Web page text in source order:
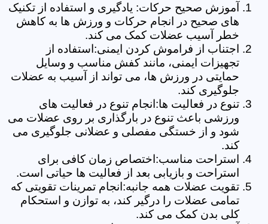
آموزش صحیح حرکات: یادگیری و استفاده از تکنیک
های صحیح در انجام حرکات و ورزش ها به کاهش
خطر آسیب عضلات کمک می کند.
اجتناب از فراموش کردن ایمنی:استفاده از
تجهیزات ایمنی، مانند کفش مناسب و وسایل
حمایتی در ورزش ها، می تواند از آسیب به عضلات
جلوگیری کند.
تنوع در فعالیت ها:انجام تنوع در فعالیت های
ورزشی باعث تنوع در بارگذاری بر روی عضلات می
شود و از خستگی مفصلی و عضلانی جلوگیری می
کند.
استراحت مناسب:اختصاص زمان کافی برای
استراحت و بازیابی بعد از فعالیت ها حیاتی است.
تقویت عضلات همه جانبه:انجام تمرینات تقویتی که
تمامی عضلات را درگیر کند، به توازن و استحکام
کلی بدن کمک می کند.